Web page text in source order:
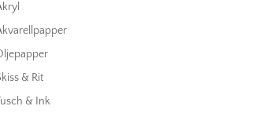
& Rit
& Ink